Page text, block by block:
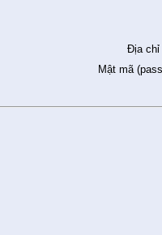
Địa chỉ
Mật mã